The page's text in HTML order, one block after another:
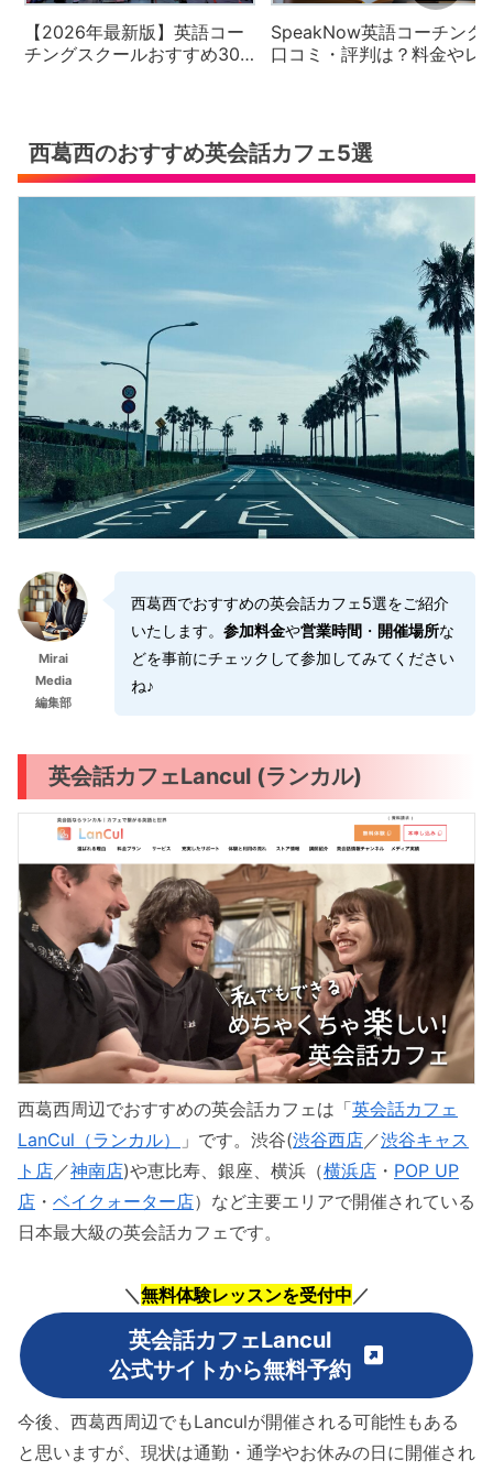
【2026年最新版】英語コー
チングスクールおすすめ30
SpeakNow英語コーチング
口コミ・評判は？料金やレ
西葛西のおすすめ英会話カフェ5選
Mirai
Media
編集部
西葛西でおすすめの英会話カフェ5選をご紹介
いたします。参加料金や営業時間 ・ 開催場所な
どを事前にチェックして参加してみてください
ね♪
英会話カフェLancul (ランカル)
西葛西周辺でおすすめの英会話カフェは「英会話カフェ
LanCul（ランカル）
」です。渋谷(渋谷西店／渋谷キャス
ト店／神南店)や恵比寿、銀座、横浜（横浜店 ・ POP UP
店 ・ ベイクォーター店）など主要エリアで開催されている
日本最大級の英会話カフェです。
＼無料体験レッスンを受付中／
英会話カフェLancul
公式サイトから無料予約
今後、西葛西周辺でもLanculが開催される可能性もある
と思いますが、現状は通勤・通学やお休みの日に開催され